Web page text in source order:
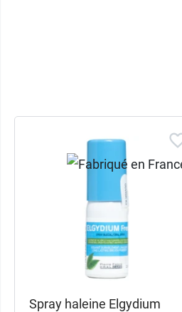
Spray haleine Elgydium